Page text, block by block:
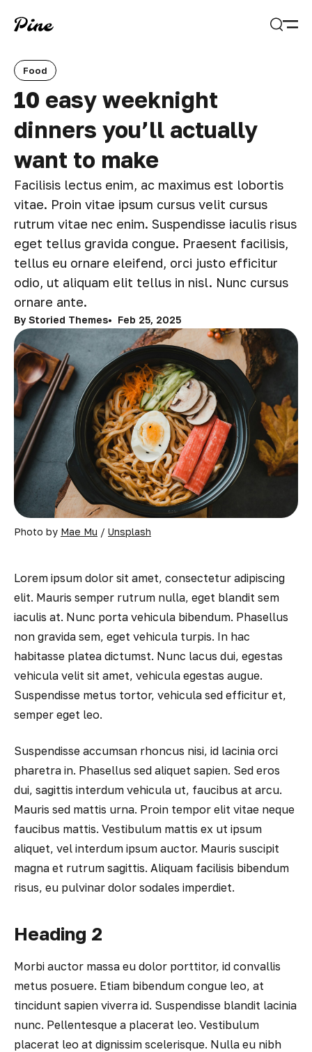
Food
10 easy weeknight
dinners you’ll actually
want to make
Facilisis lectus enim, ac maximus est lobortis
vitae. Proin vitae ipsum cursus velit cursus
rutrum vitae nec enim. Suspendisse iaculis risus
eget tellus gravida congue. Praesent facilisis,
tellus eu ornare eleifend, orci justo efficitur
odio, ut aliquam elit tellus in nisl. Nunc cursus
ornare ante.
By Storied Themes Feb 25, 2025
Photo by Mae Mu / Unsplash
Lorem ipsum dolor sit amet, consectetur adipiscing
elit. Mauris semper rutrum nulla, eget blandit sem
iaculis at. Nunc porta vehicula bibendum. Phasellus
non gravida sem, eget vehicula turpis. In hac
habitasse platea dictumst. Nunc lacus dui, egestas
vehicula velit sit amet, vehicula egestas augue.
Suspendisse metus tortor, vehicula sed efficitur et,
semper eget leo.
Suspendisse accumsan rhoncus nisi, id lacinia orci
pharetra in. Phasellus sed aliquet sapien. Sed eros
dui, sagittis interdum vehicula ut, faucibus at arcu.
Mauris sed mattis urna. Proin tempor elit vitae neque
faucibus mattis. Vestibulum mattis ex ut ipsum
aliquet, vel interdum ipsum auctor. Mauris suscipit
magna et rutrum sagittis. Aliquam facilisis bibendum
risus, eu pulvinar dolor sodales imperdiet.
Heading 2
Morbi auctor massa eu dolor porttitor, id convallis
metus posuere. Etiam bibendum congue leo, at
tincidunt sapien viverra id. Suspendisse blandit lacinia
nunc. Pellentesque a placerat leo. Vestibulum
placerat leo at dignissim scelerisque. Nulla eu nibh